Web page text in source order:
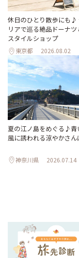
休日のひとり散歩にも♪
リアで巡る絶品ドーナツ
スタイルショップ
東京都 2026.08.02
夏の江ノ島をめぐる♪青
風に誘われる涼やかさん
神奈川県 2026.07.14